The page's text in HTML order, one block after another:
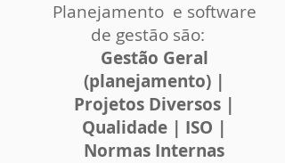
Planejamento e software
de gestão são:
Gestão Geral
(planejamento) |
Projetos Diversos |
Qualidade | ISO |
Normas Internas